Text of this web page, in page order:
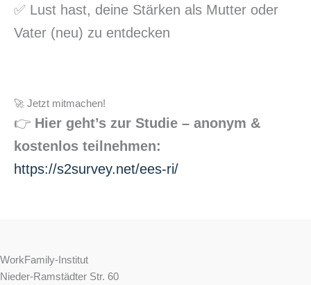
✅ Lust hast, deine Stärken als Mutter oder
Vater (neu) zu entdecken
🚀 Jetzt mitmachen!
👉 Hier geht’s zur Studie – anonym &
kostenlos teilnehmen:
https://s2survey.net/ees-ri/
WorkFamily-Institut
Nieder-Ramstädter Str. 60